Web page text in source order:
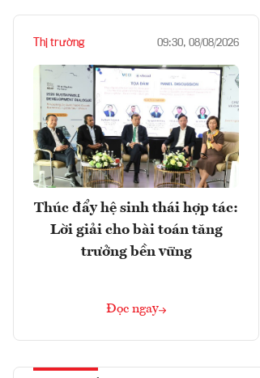
Thị trường 09:30, 08/08/2026
Thúc đẩy hệ sinh thái hợp tác:
Lời giải cho bài toán tăng
trưởng bền vững
Đọc ngay